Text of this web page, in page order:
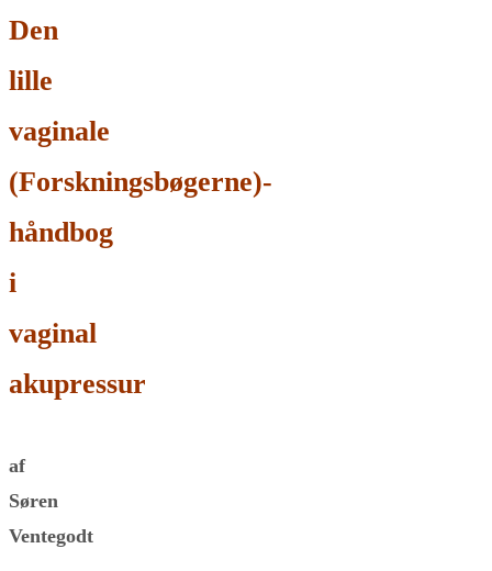
Den
lille
vaginale
(Forskningsbøgerne)-
håndbog
i
vaginal
akupressur
af
Søren
Ventegodt